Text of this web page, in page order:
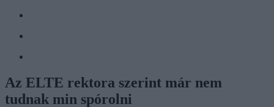
Az ELTE rektora szerint már nem
tudnak min spórolni